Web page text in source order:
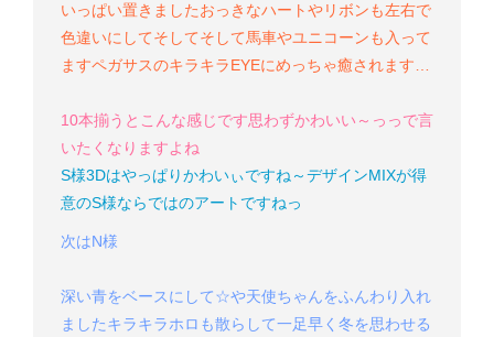
いっぱい置きましたおっきなハートやリボンも左右で
色違いにしてそしてそして馬車やユニコーンも入って
ますペガサスのキラキラEYEにめっちゃ癒されます…
10本揃うとこんな感じです思わずかわいい～っっで言
いたくなりますよね
S様3Dはやっぱりかわいぃですね～デザインMIXが得
意のS様ならではのアートですねっ
次はN様
深い青をベースにして☆や天使ちゃんをふんわり入れ
ましたキラキラホロも散らして一足早く冬を思わせる